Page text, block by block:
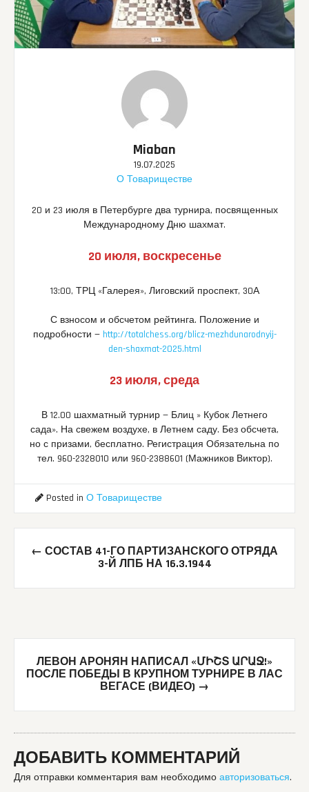
Miaban
19.07.2025
О Товариществе
20 и 23 июля в Петербурге два турнира, посвященных
Международному Дню шахмат.
20 июля, воскресенье
13:00, ТРЦ «Галерея», Лиговский проспект, 30А
С взносом и обсчетом рейтинга. Положение и
подробности — http://totalchess.org/blicz-mezhdunarodnyij-
den-shaxmat-2025.html
23 июля, среда
В 12.00 шахматный турнир — Блиц » Кубок Летнего
сада». На свежем воздухе, в Летнем саду. Без обсчета,
но с призами, бесплатно. Регистрация Обязательна по
тел. 960-2328010 или 960-2388601 (Мажников Виктор).
Posted in О Товариществе
Post
navigation
← СОСТАВ 41-ГО ПАРТИЗАНСКОГО ОТРЯДА
3-Й ЛПБ НА 16.3.1944
ЛЕВОН АРОНЯН НАПИСАЛ «ՄԻՇՏ ԱՐԱՋ!»
ПОСЛЕ ПОБЕДЫ В КРУПНОМ ТУРНИРЕ В ЛАС
ВЕГАСЕ (ВИДЕО) →
ДОБАВИТЬ КОММЕНТАРИЙ
Для отправки комментария вам необходимо авторизоваться.